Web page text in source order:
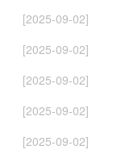
[2025-09-02]
[2025-09-02]
[2025-09-02]
[2025-09-02]
[2025-09-02]